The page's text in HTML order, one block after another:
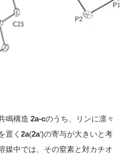
鳴構造 2a-cのうち、リンに凛々
置く 2a(2a‘)の寄与が大きいと考
媒中では、その窒素と対カチオ